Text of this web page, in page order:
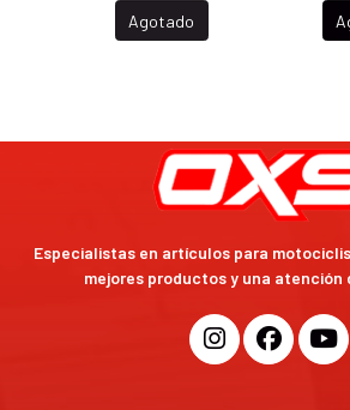
Agotado
Especialistas en artículos para
mejores productos y una atención